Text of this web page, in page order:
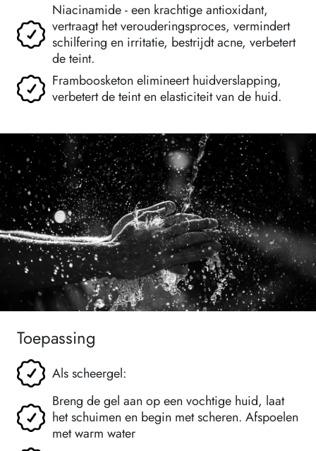
Niacinamide - een krachtige antioxidant,
vertraagt het verouderingsproces, vermindert
schilfering en irritatie, bestrijdt acne, verbetert
de teint.
Framboosketon elimineert huidverslapping,
verbetert de teint en elasticiteit van de huid.
Toepassing
Als scheergel:
Breng de gel aan op een vochtige huid, laat
het schuimen en begin met scheren. Afspoelen
met warm water